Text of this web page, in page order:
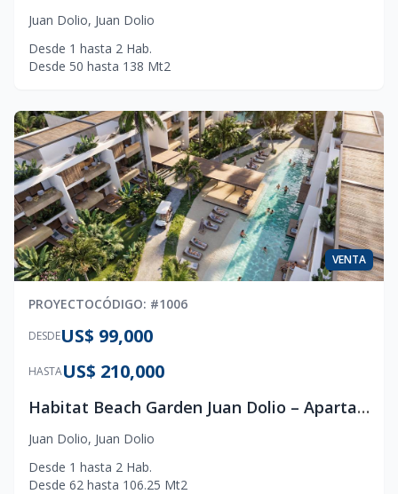
Juan Dolio, Juan Dolio
Desde 1 hasta 2 Hab.
Desde 50 hasta 138 Mt2
VENTA
PROYECTOCÓDIGO: #1006
DESDEUS$ 99,000
HASTAUS$ 210,000
Habitat Beach Garden Juan Dolio – Apartamentos de Lujo con Swim-Up, Rooftop y Terrazas Privadas
Juan Dolio, Juan Dolio
Desde 1 hasta 2 Hab.
Desde 62 hasta 106.25 Mt2